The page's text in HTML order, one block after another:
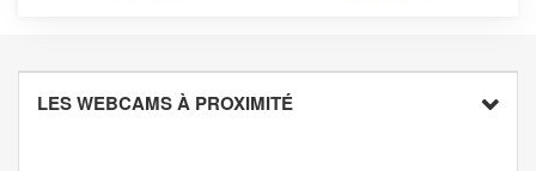
LES WEBCAMS À PROXIMITÉ